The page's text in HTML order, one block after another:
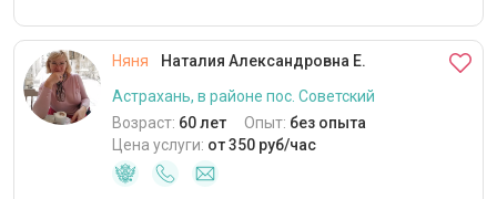
Няня
Наталия Александровна Е.
Астрахань, в районе пос. Советский
Возраст: 60 лет Опыт: без опыта
Цена услуги: от 350 руб/час